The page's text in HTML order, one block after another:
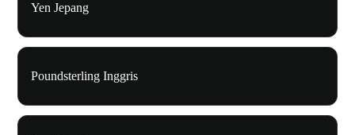
Yen Jepang
Poundsterling Inggris